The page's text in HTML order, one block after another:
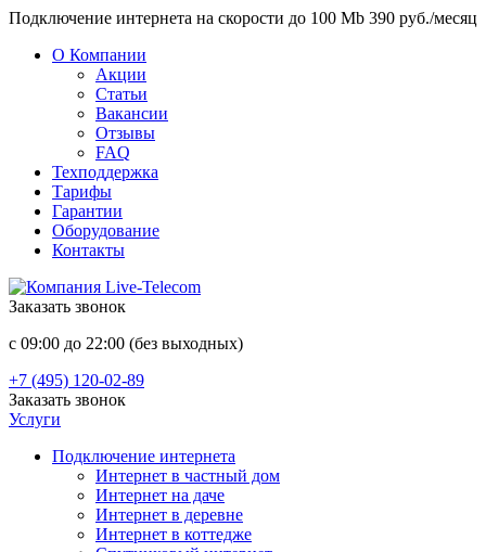
Подключение интернета на скорости до 100 Mb 390 руб./месяц
О Компании
Акции
Статьи
Вакансии
Отзывы
FAQ
Техподдержка
Тарифы
Гарантии
Оборудование
Контакты
Заказать звонок
с 09:00 до 22:00 (без выходных)
+7 (495) 120-02-89
Заказать звонок
Услуги
Подключение интернета
Интернет в частный дом
Интернет на даче
Интернет в деревне
Интернет в коттедже